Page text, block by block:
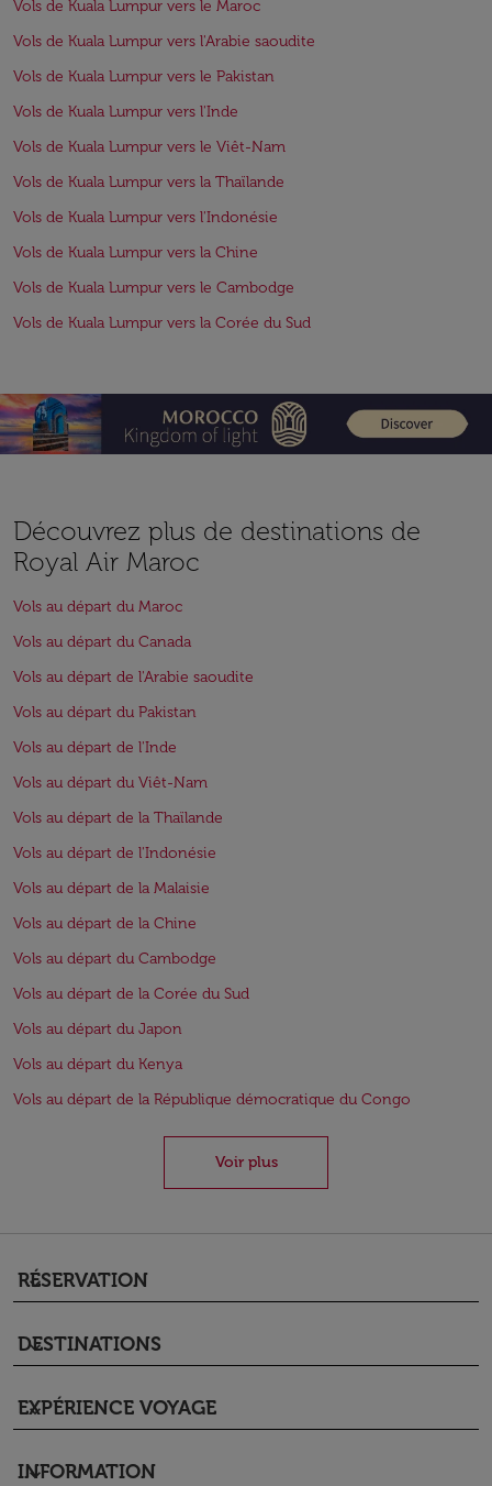
Vols de Kuala Lumpur vers le Maroc
Vols de Kuala Lumpur vers l'Arabie saoudite
Vols de Kuala Lumpur vers le Pakistan
Vols de Kuala Lumpur vers l'Inde
Vols de Kuala Lumpur vers le Viêt-Nam
Vols de Kuala Lumpur vers la Thaïlande
Vols de Kuala Lumpur vers l'Indonésie
Vols de Kuala Lumpur vers la Chine
Vols de Kuala Lumpur vers le Cambodge
Vols de Kuala Lumpur vers la Corée du Sud
Découvrez plus de destinations de
Royal Air Maroc
Vols au départ du Maroc
Vols au départ du Canada
Vols au départ de l'Arabie saoudite
Vols au départ du Pakistan
Vols au départ de l'Inde
Vols au départ du Viêt-Nam
Vols au départ de la Thaïlande
Vols au départ de l'Indonésie
Vols au départ de la Malaisie
Vols au départ de la Chine
Vols au départ du Cambodge
Vols au départ de la Corée du Sud
Vols au départ du Japon
Vols au départ du Kenya
Vols au départ de la République démocratique du Congo
Voir plus
RÉSERVATION
keyboard_arrow_down
DESTINATIONS
keyboard_arrow_down
EXPÉRIENCE VOYAGE
keyboard_arrow_down
INFORMATION
keyboard_arrow_down